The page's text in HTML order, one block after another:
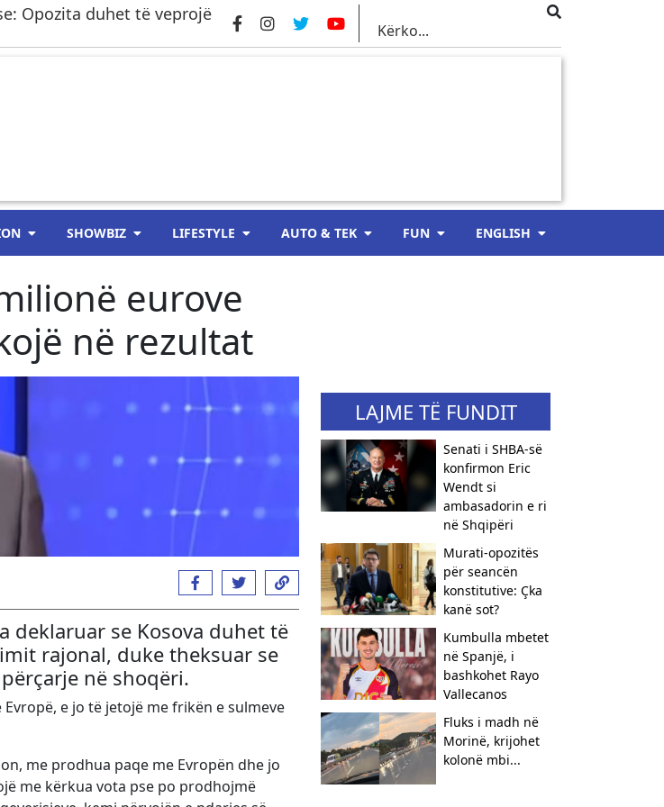
Opozita duhet të veprojë
SHOWBIZ LIFESTYLE AUTO & TEK FUN ENGLISH
eurove
në rezultat
deklaruar se Kosova duhet të
rajonal, duke theksuar se
në shoqëri.
e jo të jetojë me frikën e sulmeve
me prodhua paqe me Evropën dhe jo
me kërkua vota pse po prodhojmë
LAJME TË FUNDIT
Senati i SHBA-së
konfirmon Eric
Wendt si
ambasadorin e ri
në Shqipëri
​Murati-opozitës
për seancën
konstitutive: Çka
kanë sot?
Kumbulla mbetet
në Spanjë, i
bashkohet Rayo
Vallecanos
Fluks i madh në
Morinë, krijohet
kolonë mbi...